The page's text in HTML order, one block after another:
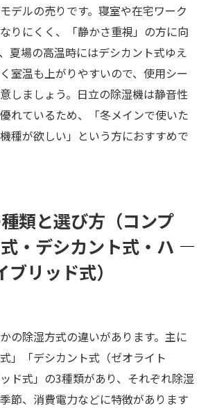
デルの売りです。寝室や在宅ワーク
りにくく、「静かさ重視」の方に向
夏場の高温時にはデシカント式ゆえ
室温も上がりやすいので、使用シー
しましょう。日立の除湿機は静音性
れているため、「冬メインで使いた
種が欲しい」という方におすすめで
類と選び方（コンプ
・デシカント式・ハ
ブリッド式）
の除湿方式の違いがあります。主に
」「デシカント式（ゼオライト
ド式」の3種類があり、それぞれ除湿
節、消費電力などに特徴があります​